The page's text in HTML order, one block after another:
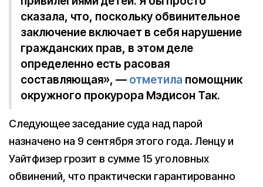
сказала, что, поскольку обвинительное
заключение включает в себя нарушение
гражданских прав, в этом деле
определенно есть расовая
составляющая», — отметила помощник
окружного прокурора Мэдисон Так.
Следующее заседание суда над парой
назначено на 9 сентября этого года. Ленцу и
Уайтфизер грозит в сумме 15 уголовных
обвинений, что практически гарантированно